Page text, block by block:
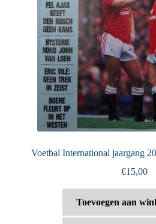
Voetbal International jaargang
€15,00
Toevoegen aan